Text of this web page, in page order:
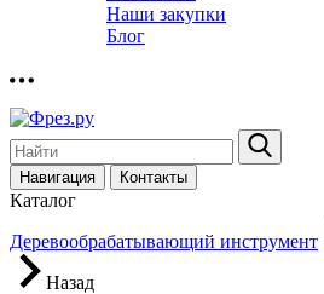
Наши закупки
Блог
Навигация Контакты
Каталог
Деревообрабатывающий инструмент
Назад